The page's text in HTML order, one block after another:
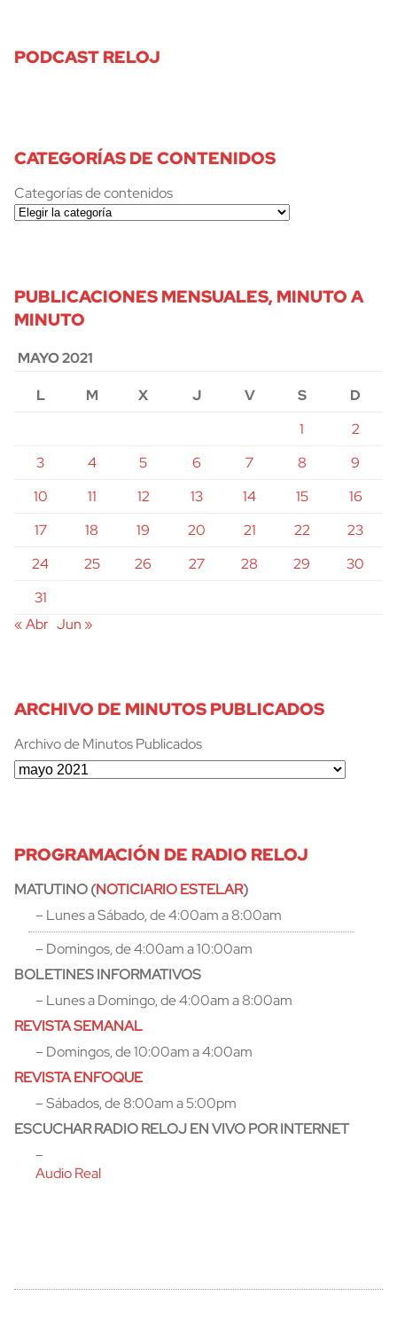
PODCAST RELOJ
CATEGORÍAS DE CONTENIDOS
Categorías de contenidos
PUBLICACIONES MENSUALES, MINUTO A
MINUTO
MAYO 2021
L
M X J V S
D
1
2
3
4 5 6 7 8
9
10
11 12 13 14 15
16
17
18 19 20 21 22
23
24
25 26 27 28 29
30
31
« Abr Jun »
ARCHIVO DE MINUTOS PUBLICADOS
Archivo de Minutos Publicados
PROGRAMACIÓN DE RADIO RELOJ
MATUTINO (NOTICIARIO ESTELAR)
– Lunes a Sábado, de 4:00am a 8:00am
– Domingos, de 4:00am a 10:00am
BOLETINES INFORMATIVOS
– Lunes a Domingo, de 4:00am a 8:00am
REVISTA SEMANAL
– Domingos, de 10:00am a 4:00am
REVISTA ENFOQUE
– Sábados, de 8:00am a 5:00pm
ESCUCHAR RADIO RELOJ EN VIVO POR INTERNET
–
Audio Real